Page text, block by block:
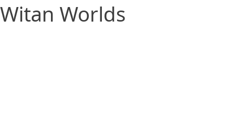
Witan Worlds